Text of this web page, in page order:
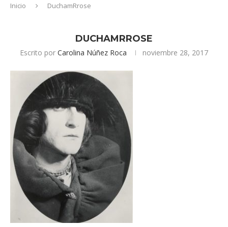
Inicio DuchamRrose
DUCHAMRROSE
Escrito por Carolina Núñez Roca noviembre 28, 2017